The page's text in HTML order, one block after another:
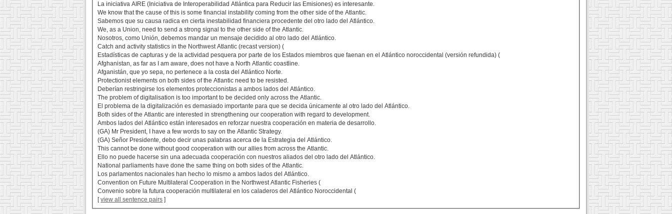
La iniciativa AIRE (Iniciativa de Interoperabilidad Atlántica para Reducir las Emisiones) es interesante.
We know that the cause of this is some financial instability coming from the other side of the Atlantic.
Sabemos que su causa radica en cierta inestabilidad financiera procedente del otro lado del Atlántico.
We, as a Union, need to send a strong signal to the other side of the Atlantic.
Nosotros, como Unión, debemos mandar un mensaje decidido al otro lado del Atlántico.
Catch and activity statistics in the Northwest Atlantic (recast version) (
Estadísticas de capturas y de la actividad pesquera por parte de los Estados miembros que faenan en el Atlántico noroccidental (versión refundida) (
Afghanistan, as far as I am aware, does not have a North Atlantic coastline.
Afganistán, que yo sepa, no pertenece a la costa del Atlántico Norte.
Protectionist elements on both sides of the Atlantic need to be resisted.
Deberían restringirse los elementos proteccionistas a ambos lados del Atlántico.
The problem of digitalisation is too important to be decided only across the Atlantic.
El problema de la digitalización es demasiado importante para que se decida únicamente al otro lado del Atlántico.
Both sides of the Atlantic are interested in strengthening our cooperation with regard to development.
Ambos lados del Atlántico están interesados en reforzar nuestra cooperación en materia de desarrollo.
(GA) Mr President, I have a few words to say on the Atlantic Strategy.
(GA) Señor Presidente, debo decir unas palabras acerca de la Estrategia del Atlántico.
This cannot be done without good cooperation with our allies from across the Atlantic.
Ello no puede hacerse sin una adecuada cooperación con nuestros aliados del otro lado del Atlántico.
National parliaments have done the same thing on both sides of the Atlantic.
Los parlamentos nacionales han hecho lo mismo a ambos lados del Atlántico.
Convention on Future Multilateral Cooperation in the Northwest Atlantic Fisheries (
Convenio sobre la futura cooperación multilateral en los caladeros del Atlántico Noroccidental (
[view all sentence pairs ]